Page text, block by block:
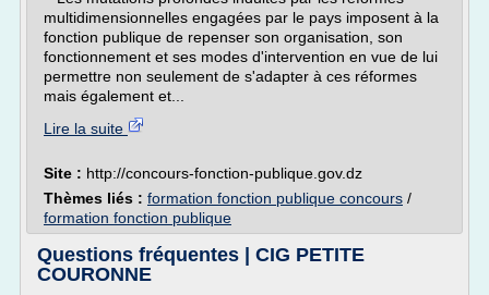
multidimensionnelles engagées par le pays imposent à la
fonction publique de repenser son organisation, son
fonctionnement et ses modes d'intervention en vue de lui
permettre non seulement de s'adapter à ces réformes
mais également et...
Lire la suite
Site : http://concours-fonction-publique.gov.dz
Thèmes liés : formation fonction publique concours /
formation fonction publique
Questions fréquentes | CIG PETITE
COURONNE